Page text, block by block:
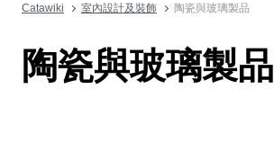
Catawiki 室內設計及裝飾 陶瓷與玻璃製品
陶瓷與玻璃製品